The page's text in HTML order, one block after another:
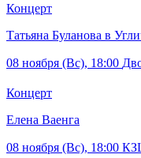
Концерт
Татьяна Буланова в
08 ноября (Вс), 18:00
Концерт
Елена Ваенга
08 ноября (Вс), 18:00